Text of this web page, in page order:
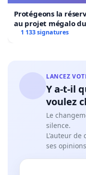
personnel. Ils
activités variées et
disco, le casino, le
Zénauva est
ski à long terme et
parents dans des
Nous demandons
compétentes de
d'exister et de
Nous, signataires
Conseil communal
Protégeons la
au projet mégalo
1 133 signatures
LANCEZ
Y a-t-il
voulez
Le
silence.
L'auteur de
ses